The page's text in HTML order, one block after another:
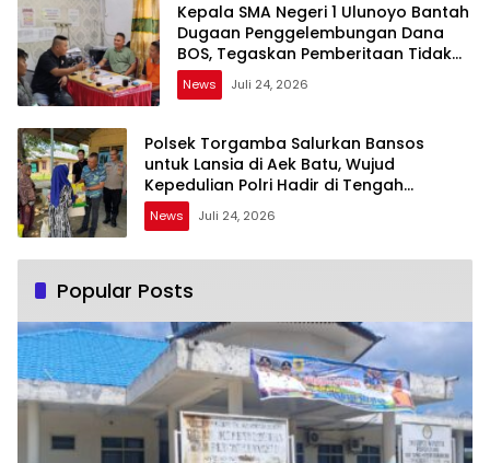
Kepala SMA Negeri 1 Ulunoyo Bantah
Dugaan Penggelembungan Dana
BOS, Tegaskan Pemberitaan Tidak
Benar
News Juli 24, 2026
Polsek Torgamba Salurkan Bansos
untuk Lansia di Aek Batu, Wujud
Kepedulian Polri Hadir di Tengah
Masyarakat
News Juli 24, 2026
Popular Posts